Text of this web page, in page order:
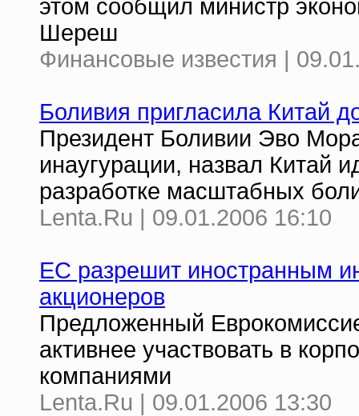
этом сообщил министр
Шереш
Финансовые известия |
Боливия пригласила Китай
Президент Боливии Эво
инаугурации, назвал Китай
разработке масштабных
Lenta.Ru | 09.01.2006 16:10
ЕC разрешит иностранным
акционеров
Предложенный
активнее участвовать в
компаниями
Lenta.Ru | 09.01.2006 13:30